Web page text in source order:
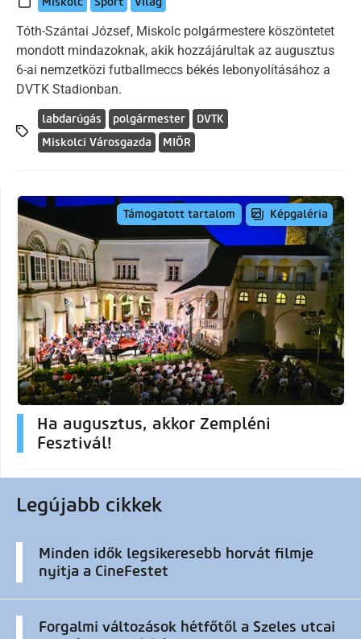
Tóth-Szántai József, Miskolc polgármestere köszöntetet
mondott mindazoknak, akik hozzájárultak az augusztus
6-ai nemzetközi futballmeccs békés lebonyolításához a
DVTK Stadionban.
labdarúgás polgármester
DVTK
Miskolci Városgazda
MIÖR
Támogatott tartalom Képgaléria
Ha augusztus, akkor Zempléni
Fesztivál!
Legújabb cikkek
Minden idők legsikeresebb horvát filmje
nyitja a CineFestet
Forgalmi változások hétfőtől a Szeles utcai